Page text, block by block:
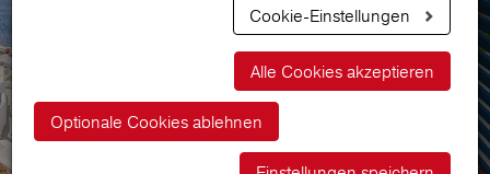
Cookie-Einstellungen
Alle Cookies akzeptieren
Optionale Cookies ablehnen